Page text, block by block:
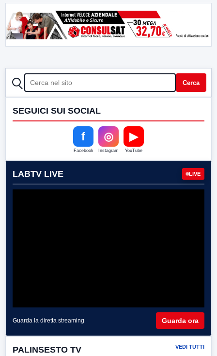
CERCA Cerca
SEGUICI SUI SOCIAL
f
Facebook
◎
Instagram
▶
YouTube
LABTV LIVE LIVE
Guarda la diretta streaming Guarda ora
PALINSESTO TV VEDI TUTTI